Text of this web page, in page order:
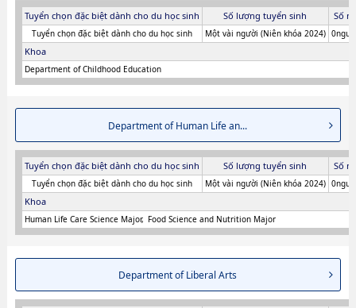
Tuyển chọn đặc biệt dành cho du học sinh Số lượng tuyển sinh Số
Tuyển chọn đặc biệt dành cho du học sinh Một vài người (Niên khóa 2024)
Khoa
Department of Childhood Education
Department of Human Life an...
Tuyển chọn đặc biệt dành cho du học sinh Số lượng tuyển sinh Số
Tuyển chọn đặc biệt dành cho du học sinh Một vài người (Niên khóa 2024)
Khoa
Human Life Care Science Major Food Science and Nutrition Major
Department of Liberal Arts